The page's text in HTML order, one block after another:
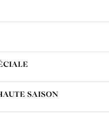
SAISON